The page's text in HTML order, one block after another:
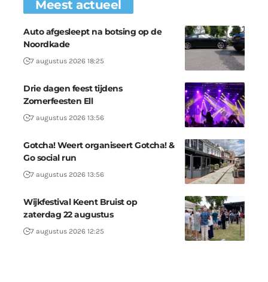
Meest actueel
Auto afgesleept na botsing op de
Noordkade
7 augustus 2026 18:25
Drie dagen feest tijdens
Zomerfeesten Ell
7 augustus 2026 13:56
Gotcha! Weert organiseert Gotcha! &
Go social run
7 augustus 2026 13:56
Wijkfestival Keent Bruist op
zaterdag 22 augustus
7 augustus 2026 12:25